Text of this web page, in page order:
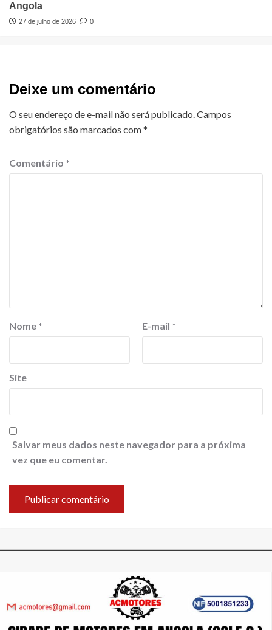
Angola
27 de julho de 2026 0
Deixe um comentário
O seu endereço de e-mail não será publicado.Campos
obrigatórios são marcados com*
Comentário *
Nome * E-mail *
Site
Salvar meus dados neste navegador para a próxima
vez que eu comentar.